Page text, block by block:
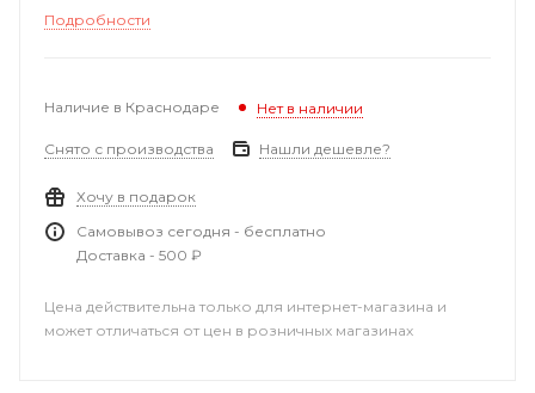
Подробности
Наличие в Краснодаре Нет в наличии
Снято с производства Нашли дешевле?
Хочу в подарок
Самовывоз сегодня - бесплатно
Доставка - 500 ₽
Цена действительна только для интернет-магазина и
может отличаться от цен в розничных магазинах